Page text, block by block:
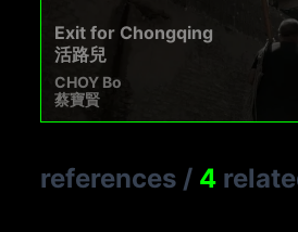
Exit for Chongqing
活路兒
CHOY Bo
蔡寶賢
references / 4